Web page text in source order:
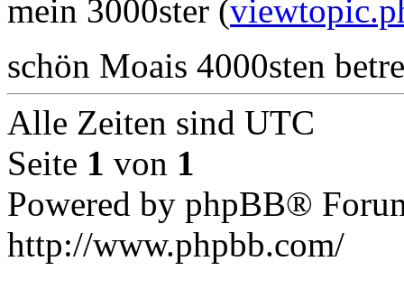
mein 3000ster (
schön Moais 4000sten
Alle Zeiten sind UTC
Seite 1 von 1
Powered by phpBB®
http://www.phpbb.com/